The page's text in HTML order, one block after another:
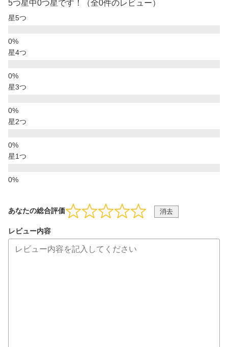
5つ星中0つ星です！（全0件のレビュー）
星5つ
星4つ
星3つ
星2つ
星1つ
あなたの総合評価 消去
レビュー内容